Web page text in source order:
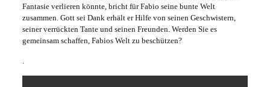
Fantasie verlieren könnte, bricht für Fabio seine bunte Welt
zusammen. Gott sei Dank erhält er Hilfe von seinen Geschwistern,
seiner verrückten Tante und seinen Freunden. Werden Sie es
gemeinsam schaffen, Fabios Welt zu beschützen?
.